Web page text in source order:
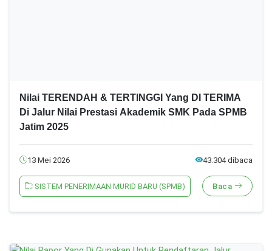
Nilai TERENDAH & TERTINGGI Yang DI TERIMA
Di Jalur Nilai Prestasi Akademik SMK Pada SPMB
Jatim 2025
13 Mei 2026 43.304 dibaca
SISTEM PENERIMAAN MURID BARU (SPMB) Baca